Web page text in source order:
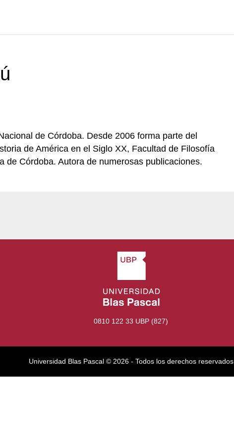
de Córdoba. Desde 2006 forma parte del
de América en el Siglo XX, Facultad de Filosofía
de Córdoba. Autora de numerosas publicaciones.
0810 122 33 UBP (827)
Universidad Blas Pascal ©️ 2026 - Todos los derechos reservados